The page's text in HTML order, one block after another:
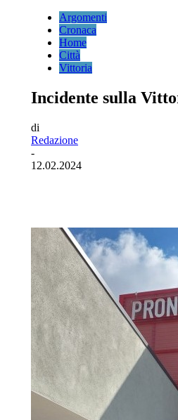
Argomenti
Cronaca
Home
Città
Vittoria
Incidente sulla
di
Redazione
-
12.02.2024